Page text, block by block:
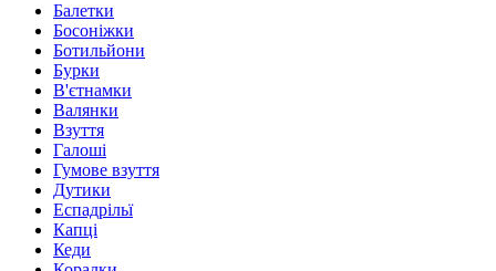
Балетки
Босоніжки
Ботильйони
Бурки
В'єтнамки
Валянки
Взуття
Галоші
Гумове взуття
Дутики
Еспадрільї
Капці
Кеди